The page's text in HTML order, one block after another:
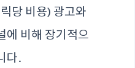
당 비용) 광고와
에 비해 장기적으
다.